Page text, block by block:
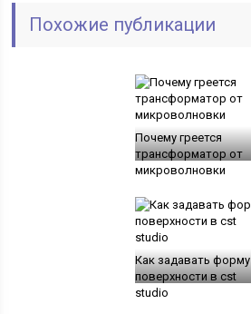
Похожие публикации
Почему греется
трансформатор от
микроволновки
Как задавать форму
поверхности в cst
studio